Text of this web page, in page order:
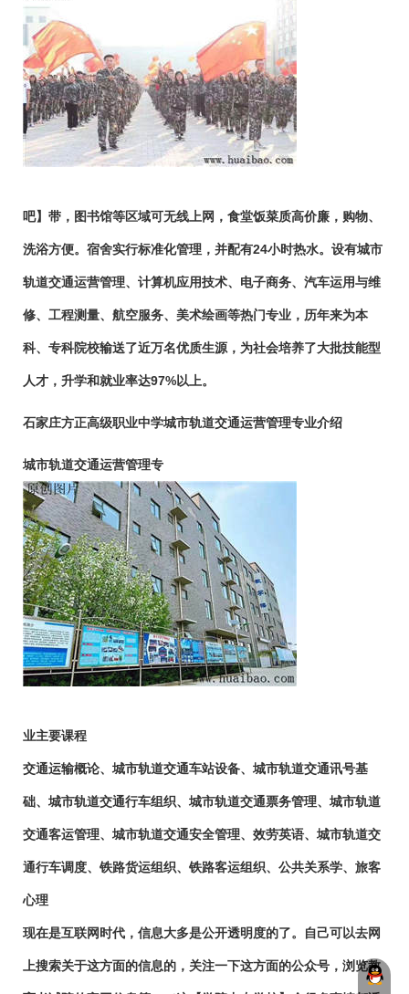
吧】带，图书馆等区域可无线上网，食堂饭菜质高价廉，购物、
洗浴方便。宿舍实行标准化管理，并配有24小时热水。设有城市
轨道交通运营管理、计算机应用技术、电子商务、汽车运用与维
修、工程测量、航空服务、美术绘画等热门专业，历年来为本
科、专科院校输送了近万名优质生源，为社会培养了大批技能型
人才，升学和就业率达97%以上。
石家庄方正高级职业中学城市轨道交通运营管理专业介绍
城市轨道交通运营管理专
业主要课程
交通运输概论、城市轨道交通车站设备、城市轨道交通讯号基
础、城市轨道交通行车组织、城市轨道交通票务管理、城市轨道
交通客运管理、城市轨道交通安全管理、效劳英语、城市轨道交
通行车调度、铁路货运组织、铁路客运组织、公共关系学、旅客
心理
现在是互联网时代，信息大多是公开透明度的了。自己可以去网
上搜索关于这方面的信息的，关注一下这方面的公众号，浏览教